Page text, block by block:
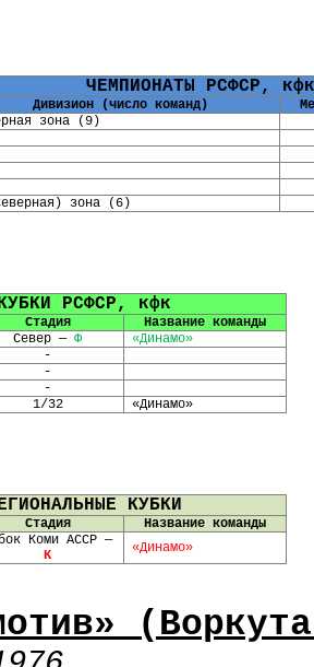
ЧЕМПИОНАТЫ РСФСР,
Дивизион (число команд)
зона (9)
зона (6)
РСФСР, кфк
Стадия
Название команды
Север —Ф
«Динамо»
-
-
-
1/32 «Динамо»
КУБКИ
Стадия
Название команды
Коми АССР —
К
«Динамо»